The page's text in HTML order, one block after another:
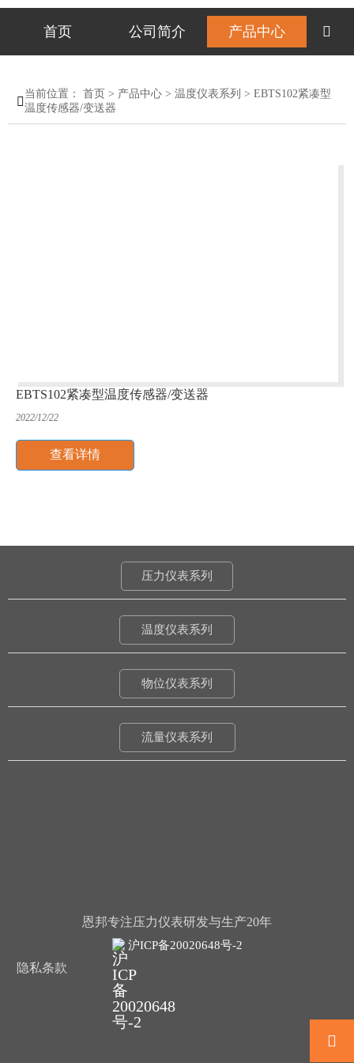
首页 公司简介 产品中心 

当前位置： 首页 > 产品中心 > 温度仪表系列 > EBTS102紧凑型
温度传感器/变送器
EBTS102紧凑型温度传感器/变送器
2022/12/22
查看详情
压力仪表系列
温度仪表系列
物位仪表系列
流量仪表系列
恩邦专注压力仪表研发与生产20年
沪ICP备20020648号-2
隐私条款
